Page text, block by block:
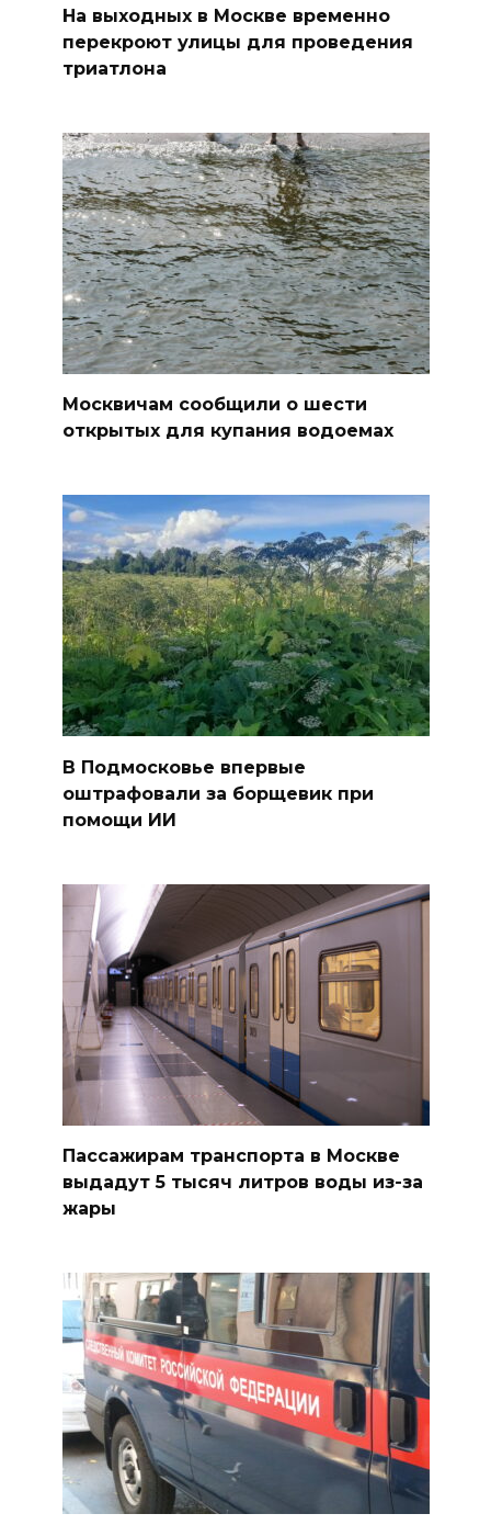
На выходных в Москве временно
перекроют улицы для проведения
триатлона
Москвичам сообщили о шести
открытых для купания водоемах
В Подмосковье впервые
оштрафовали за борщевик при
помощи ИИ
Пассажирам транспорта в Москве
выдадут 5 тысяч литров воды из-за
жары